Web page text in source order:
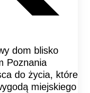
dom blisko
Poznania
do życia, które
miejskiego